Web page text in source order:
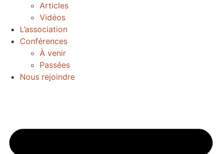
Articles
Vidéos
L’association
Conférences
À venir
Passées
Nous rejoindre